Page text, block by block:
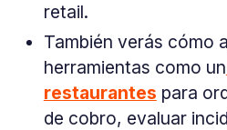
retail.
También verás cómo
herramientas como un
restaurantes para
de cobro, evaluar